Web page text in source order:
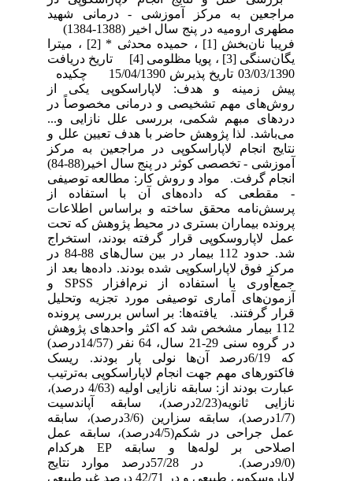
مراجعین به مرکز آموزشی - درمانی شهید
مطهری ارومیه در پنج سال اخیر (1388-1384)
فریبا نان‌بخش [1] ، حمیده محدثی * [2] ، میترا
یگان‌سنگی [3] ، پویا مظلومی [4] تاریخ دریافت
03/03/1390 تاریخ پذیرش 15/04/1390 چکیده
پیش زمینه و هدف: لاپاراسکوپی یکی از
روش‌های مهم تشخیصی و درمانی مخصوصاً در
دردهای مبهم شکمی، بررسی علل نازایی و...
می‌باشد. لذا پژوهش حاضر با هدف تعیین علل و
نتایج انجام لاپاراسکوپی در مراجعین به مرکز
آموزشی - تخصصی کوثر در پنج سال اخیر(88-84)
انجام گرفت. مواد و روش کار: مطالعه توصیفی
- مقطعی که داده‌های آن با استفاده از
پرسش‌نامه محقق ساخته و براساس اطلاعات
پرونده بیماران بستری در محیط پژوهش که تحت
عمل لاپاروسکوپی قرار گرفته بودند، استخراج
شد. حدود 112 بیمار در بین سال‌های 88-84 در
مرکز فوق لاپاراسکوپی شده بودند. داده‌ها بعد از
جمع‌آوری با استفاده از نرم‌افزار SPSS و
آزمون‌های آماری توصیفی مورد تجزیه وتحلیل
قرار گرفتند. یافته‌ها: بر اساس بررسی پرونده
112 بیمار مشخص شد که اکثر واحدهای پژوهش
در گروه سنی 29-21 سال، 64 نفر (14/57درصد)
که 6/19درصد آن‌ها نولی پار بودند. ریسک
فاکتورهای مهم جهت انجام لاپاراسکوپی به‌ترتیب
عبارت بودند از: سابقه نازایی اولیه (4/63 درصد)،
نازایی ثانویه(2/23درصد)، سابقه آپاندسیت
(1/7درصد)، سابقه سزارین (3/6درصد)، سابقه
عمل جراحی در شکم(4/5درصد)، سابقه عمل
اصلاحی بر لوله‌ها و سابقه EP هرکدام
(9/0درصد). در 57/28درصد موارد نتایج
لاپاروسکوپی طبیعی و در 42/71 درصد غیرطبیعی